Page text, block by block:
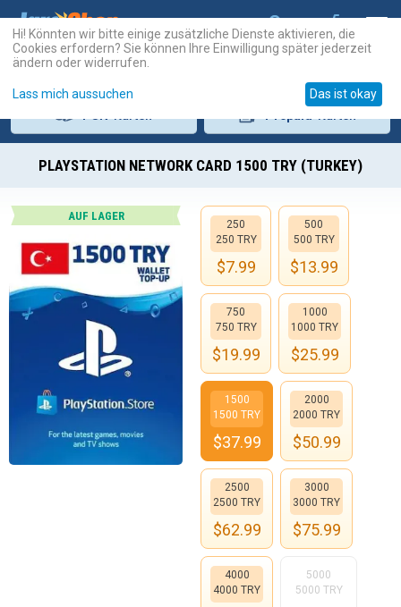
PLAYSTATION NETWORK CARD 1500 TRY (TURKEY)
AUF LAGER
250
250 TRY
$7.99
500
500 TRY
$13.99
750
750 TRY
$19.99
1000
1000 TRY
$25.99
1500
1500 TRY
$37.99
2000
2000 TRY
$50.99
2500
2500 TRY
$62.99
3000
3000 TRY
$75.99
4000
4000 TRY
5000
5000 TRY
Hi! Könnten wir bitte einige zusätzliche Dienste aktivieren, die
Cookies erfordern? Sie können Ihre Einwilligung später jederzeit
ändern oder widerrufen.
Lass mich aussuchen Das ist okay